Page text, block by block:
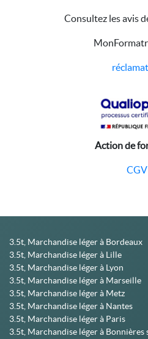
Consultez les avis
Action de
CGV
3.5t, Marchandise léger à Bordeaux
3.5t, Marchandise léger à Lille
3.5t, Marchandise léger à Lyon
3.5t, Marchandise léger à Marseille
3.5t, Marchandise léger à Metz
3.5t, Marchandise léger à Nantes
3.5t, Marchandise léger à Paris
3.5t, Marchandise léger à Bonnières